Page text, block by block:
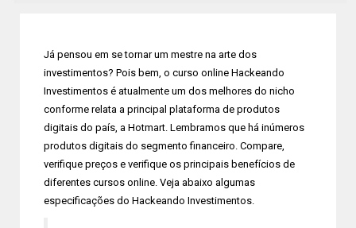
Já pensou em se tornar um mestre na arte dos
investimentos? Pois bem, o curso online Hackeando
Investimentos é atualmente um dos melhores do nicho
conforme relata a principal plataforma de produtos
digitais do país, a Hotmart. Lembramos que há inúmeros
produtos digitais do segmento financeiro. Compare,
verifique preços e verifique os principais benefícios de
diferentes cursos online. Veja abaixo algumas
especificações do Hackeando Investimentos.